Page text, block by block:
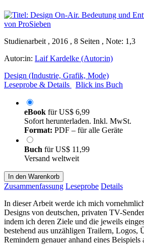
Studienarbeit , 2016 , 8 Seiten , Note: 1,3
Autor:in: Laif Kardelke (Autor:in)
Design (Industrie, Grafik, Mode)
Leseprobe & Details
Blick ins Buch
eBook fürUS$ 6,99
Sofort herunterladen. Inkl. MwSt.
Format: PDF – für alle Geräte
Buch fürUS$ 11,99
Versand weltweit
In den Warenkorb
Zusammenfassung Leseprobe Details
In dieser Arbeit werde ich mich
Designs von deutschen, privaten TV-
indem ich deren Ziele und die jeweils
bestehend aus unzähligen Trailern, Logos,
Remindern genauer anhand eines Beispiels